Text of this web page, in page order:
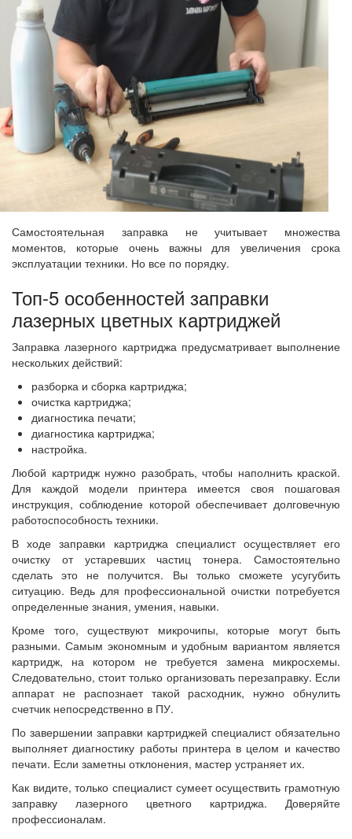
Самостоятельная заправка не учитывает множества
моментов, которые очень важны для увеличения срока
эксплуатации техники. Но все по порядку.
Топ-5 особенностей заправки
лазерных цветных картриджей
Заправка лазерного картриджа предусматривает выполнение
нескольких действий:
разборка и сборка картриджа;
очистка картриджа;
диагностика печати;
диагностика картриджа;
настройка.
Любой картридж нужно разобрать, чтобы наполнить краской.
Для каждой модели принтера имеется своя пошаговая
инструкция, соблюдение которой обеспечивает долговечную
работоспособность техники.
В ходе заправки картриджа специалист осуществляет его
очистку от устаревших частиц тонера. Самостоятельно
сделать это не получится. Вы только сможете усугубить
ситуацию. Ведь для профессиональной очистки потребуется
определенные знания, умения, навыки.
Кроме того, существуют микрочипы, которые могут быть
разными. Самым экономным и удобным вариантом является
картридж, на котором не требуется замена микросхемы.
Следовательно, стоит только организовать перезаправку. Если
аппарат не распознает такой расходник, нужно обнулить
счетчик непосредственно в ПУ.
По завершении заправки картриджей специалист обязательно
выполняет диагностику работы принтера в целом и качество
печати. Если заметны отклонения, мастер устраняет их.
Как видите, только специалист сумеет осуществить грамотную
заправку лазерного цветного картриджа. Доверяйте
профессионалам.